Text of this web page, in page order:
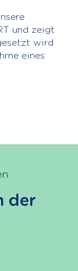
und zeigt
wird
eines
der